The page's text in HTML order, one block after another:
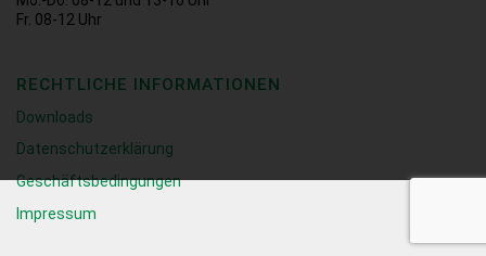
Fr. 08-12 Uhr
RECHTLICHE INFORMATIONEN
Downloads
Datenschutzerklärung
Geschäftsbedingungen
Impressum